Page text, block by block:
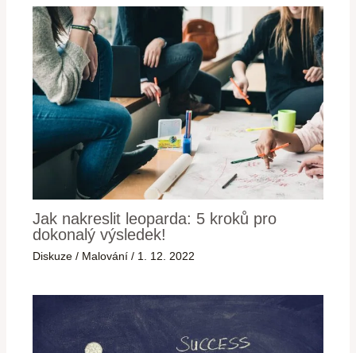
Jak nakreslit leoparda: 5 kroků pro
dokonalý výsledek!
Diskuze / Malování / 1. 12. 2022